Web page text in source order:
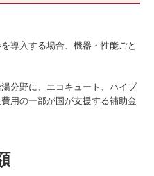
導入する場合、機器・性能ごと
分野に、エコキュート、ハイブ
用の一部が国が支援する補助金